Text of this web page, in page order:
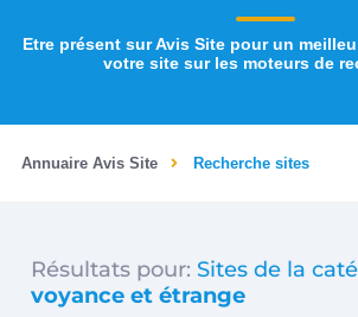
Etre présent sur Avis Site pour un
votre site sur les moteurs de
Annuaire Avis Site Recherche sites
Résultats pour: Sites de la
voyance et étrange